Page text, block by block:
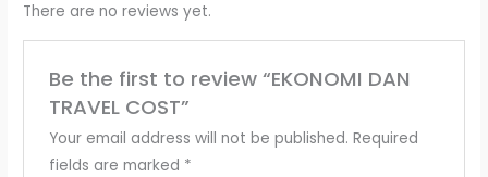
There are no reviews yet.
Be the first to review “EKONOMI DAN
TRAVEL COST”
Your email address will not be published. Required
fields are marked *